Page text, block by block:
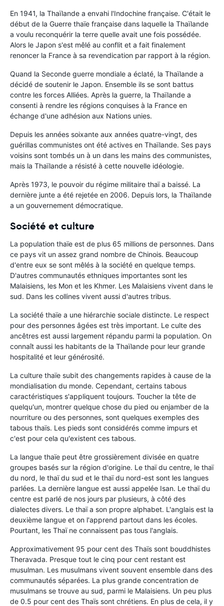
En 1941, la Thaïlande a envahi l'Indochine française. C'était le
début de la Guerre thaïe française dans laquelle la Thaïlande
a voulu reconquérir la terre quelle avait une fois possédée.
Alors le Japon s'est mêlé au conflit et a fait finalement
renoncer la France à sa revendication par rapport à la région.
Quand la Seconde guerre mondiale a éclaté, la Thaïlande a
décidé de soutenir le Japon. Ensemble ils se sont battus
contre les forces Alliées. Après la guerre, la Thaïlande a
consenti à rendre les régions conquises à la France en
échange d'une adhésion aux Nations unies.
Depuis les années soixante aux années quatre-vingt, des
guérillas communistes ont été actives en Thaïlande. Ses pays
voisins sont tombés un à un dans les mains des communistes,
mais la Thaïlande a résisté à cette nouvelle idéologie.
Après 1973, le pouvoir du régime militaire thaï a baissé. La
dernière junte a été rejetée en 2006. Depuis lors, la Thaïlande
a un gouvernement démocratique.
Société et culture
La population thaïe est de plus 65 millions de personnes. Dans
ce pays vit un assez grand nombre de Chinois. Beaucoup
d'entre eux se sont mêlés à la société en quelque temps.
D'autres communautés ethniques importantes sont les
Malaisiens, les Mon et les Khmer. Les Malaisiens vivent dans le
sud. Dans les collines vivent aussi d'autres tribus.
La société thaïe a une hiérarchie sociale distincte. Le respect
pour des personnes âgées est très important. Le culte des
ancêtres est aussi largement répandu parmi la population. On
connaît aussi les habitants de la Thaïlande pour leur grande
hospitalité et leur générosité.
La culture thaïe subit des changements rapides à cause de la
mondialisation du monde. Cependant, certains tabous
caractéristiques s'appliquent toujours. Toucher la tête de
quelqu'un, montrer quelque chose du pied ou enjamber de la
nourriture ou des personnes, sont quelques exemples des
tabous thaïs. Les pieds sont considérés comme impurs et
c'est pour cela qu'existent ces tabous.
La langue thaïe peut être grossièrement divisée en quatre
groupes basés sur la région d'origine. Le thaï du centre, le thaï
du nord, le thaï du sud et le thaï du nord-est sont les langues
parlées. La dernière langue est aussi appelée Isan. Le thaï du
centre est parlé de nos jours par plusieurs, à côté des
dialectes divers. Le thaï a son propre alphabet. L'anglais est la
deuxième langue et on l'apprend partout dans les écoles.
Pourtant, les Thaï ne connaissent pas tous l'anglais.
Approximativement 95 pour cent des Thaïs sont bouddhistes
Theravada. Presque tout le cinq pour cent restant est
musulman. Les musulmans vivent souvent ensemble dans des
communautés séparées. La plus grande concentration de
musulmans se trouve au sud, parmi le Malaisiens. Un peu plus
de 0.5 pour cent des Thaïs sont chrétiens. En plus de cela, il y